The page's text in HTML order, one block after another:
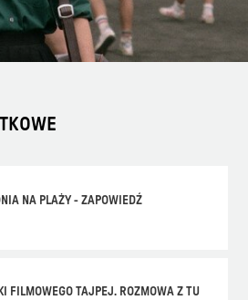
NA PLAŻY - ZAPOWIEDŹ
FILMOWEGO TAJPEJ. ROZMOWA Z TU